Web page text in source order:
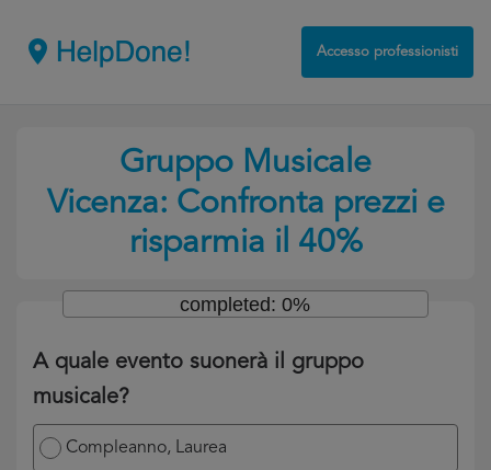
Accesso professionisti
Gruppo Musicale
Vicenza: Confronta prezzi e
risparmia il 40%
A quale evento suonerà il gruppo
musicale?
Compleanno, Laurea
completed: 0%